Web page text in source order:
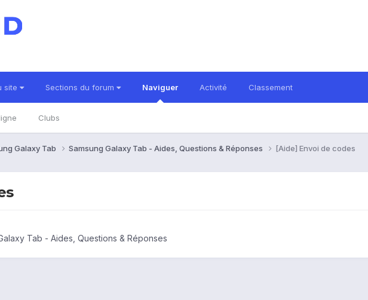
site Sections du forum Naviguer
Clubs
Activité Classement
Galaxy Tab Samsung Galaxy Tab - Aides, Questions & Réponses [Aide] Envoi de codes
Tab - Aides, Questions & Réponses